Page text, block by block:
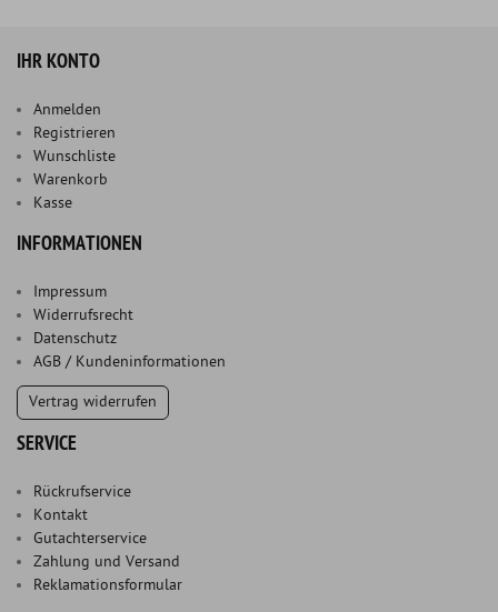
IHR KONTO
Anmelden
Registrieren
Wunschliste
Warenkorb
Kasse
INFORMATIONEN
Impressum
Widerrufsrecht
Datenschutz
AGB / Kundeninformationen
Vertrag widerrufen
SERVICE
Rückrufservice
Kontakt
Gutachterservice
Zahlung und Versand
Reklamationsformular